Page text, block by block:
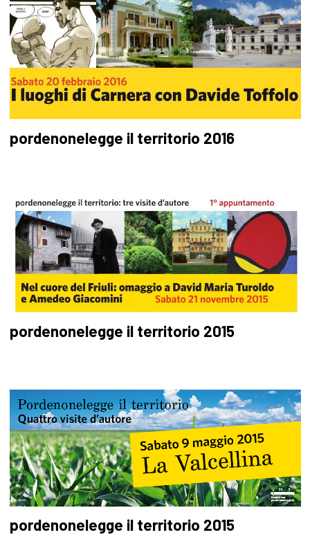
pordenonelegge il territorio 2016
pordenonelegge il territorio 2015
pordenonelegge il territorio 2015